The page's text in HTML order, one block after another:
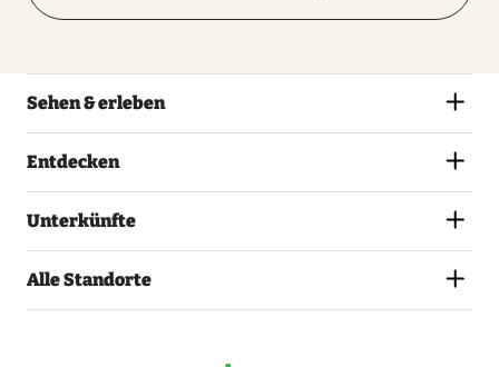
Sehen & erleben
Entdecken
Unterkünfte
Alle Standorte